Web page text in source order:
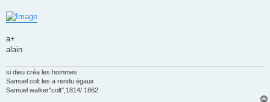
a+
alain
si dieu créa les hommes
Samuel colt les a rendu égaux
Samuel walker"colt",1814/ 1862